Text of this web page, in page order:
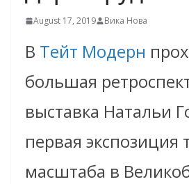
August 17, 2019 Вика Нова
В Тейт Модерн
большая
выставка Натальи
первая экспозиция
масштаба в